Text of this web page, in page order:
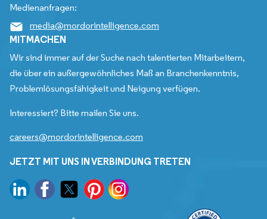
Medienanfragen:
media@mordorintelligence.com
MITMACHEN
Wir sind immer auf der Suche nach talentierten Mitarbeitern,
die über ein außergewöhnliches Maß an Branchenkenntnis,
Problemlösungsfähigkeit und Neigung verfügen.
Interessiert? Bitte mailen Sie uns.
careers@mordorintelligence.com
JETZT MIT UNS IN VERBINDUNG TRETEN